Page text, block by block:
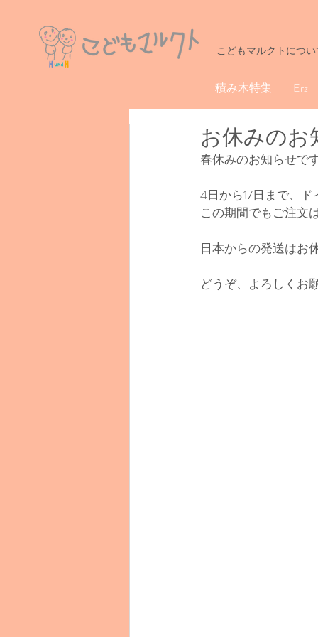
こどもマルクトについ
積み木特集 Erzi
お休みのお
春休みのお知らせで
4日から17日まで、
この期間でもご注文
日本からの発送はお
どうぞ、よろしくお